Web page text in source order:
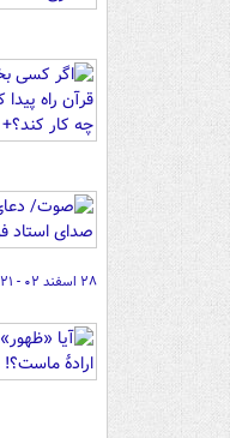
۲۸ اسفند ۰۲ - ۰۵:۲۱